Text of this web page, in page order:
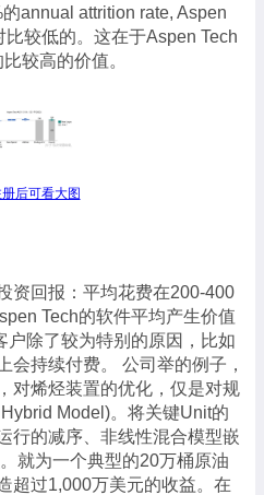
annual attrition rate, Aspen
较低的。这在于Aspen Tech
较高的价值。
后可看大图
资回报：平均花费在200-400
Tech的软件平均产生价值
户除了较为特别的原因，比如
会持续付费。 公司举的例子，
对烯烃装置的优化，仅是对规
Model)。将关键Unit的
行的减序、非线性混合模型嵌
就为一个典型的20万桶原油
超过1,000万美元的收益。在